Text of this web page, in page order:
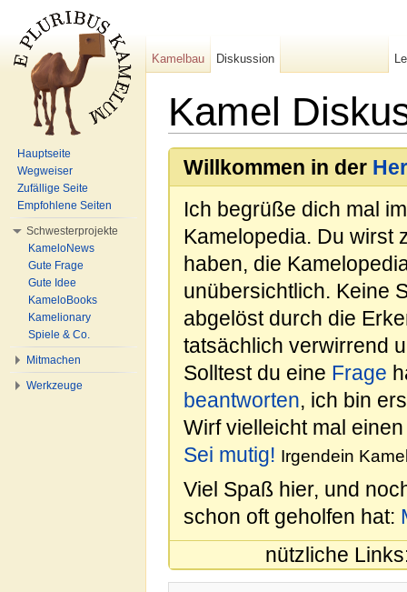
Kamel
Willkommen in der
Ich begrüße dich mal
Kamelopedia. Du wirst
haben, die
unübersichtlich. Keine
abgelöst durch die
tatsächlich verwirrend
Solltest du eine Frage
beantworten, ich bin
Wirf vielleicht mal
Sei mutig! Irgendein
Viel Spaß hier, und
schon oft geholfen hat:
nützliche
Kamelbau Diskussion
Hauptseite
Wegweiser
Zufällige Seite
Empfohlene Seiten
Schwesterprojekte
KameloNews
Gute Frage
Gute Idee
KameloBooks
Kamelionary
Spiele & Co.
Mitmachen
Werkzeuge